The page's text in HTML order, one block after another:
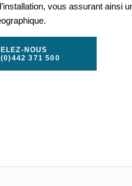
vous assurant ainsi
NOUS
371 500